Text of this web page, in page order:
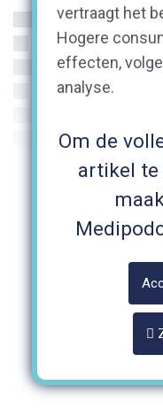
vertraagt het
Hogere
effecten,
analyse.
Om de
artikel te